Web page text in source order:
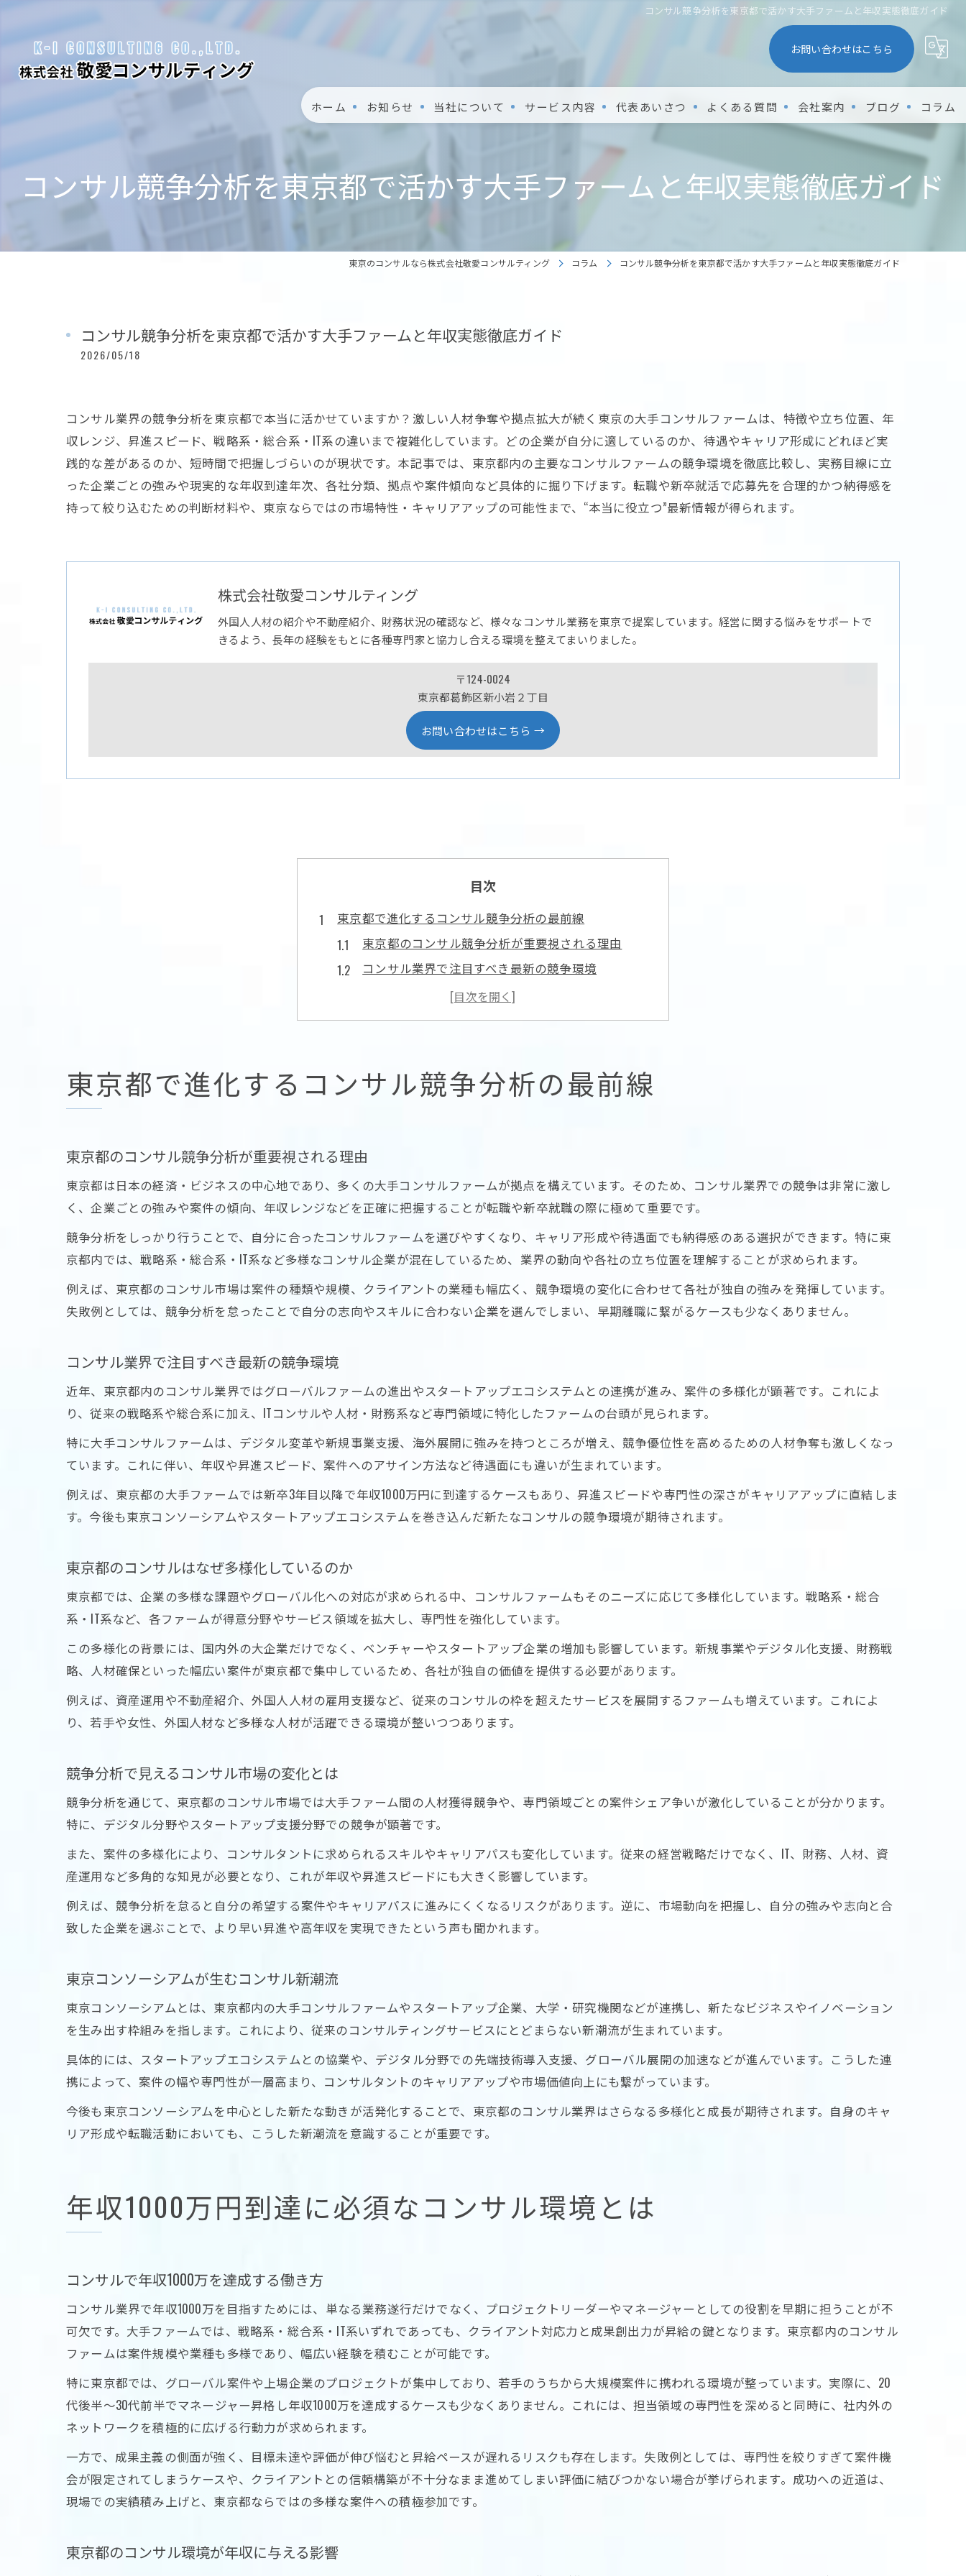
コンサル競争分析を東京都で活かす大手ファームと年収実態徹底ガイド
お問い合わせはこちら
ホーム お知らせ 当社について サービス内容 代表あいさつ よくある質問 会社案内 ブログ コラム
コンサル競争分析を東京都で活かす大手ファームと年収実態徹底ガイド
東京のコンサルなら株式会社敬愛コンサルティング コラム コンサル競争分析を東京都で活かす大手ファームと年収実態徹底ガイド
コンサル競争分析を東京都で活かす大手ファームと年収実態徹底ガイド
2026/05/18
コンサル業界の競争分析を東京都で本当に活かせていますか？激しい人材争奪や拠点拡大が続く東京の大手コンサルファームは、特徴や立ち位置、年
収レンジ、昇進スピード、戦略系・総合系・IT系の違いまで複雑化しています。どの企業が自分に適しているのか、待遇やキャリア形成にどれほど実
践的な差があるのか、短時間で把握しづらいのが現状です。本記事では、東京都内の主要なコンサルファームの競争環境を徹底比較し、実務目線に立
った企業ごとの強みや現実的な年収到達年次、各社分類、拠点や案件傾向など具体的に掘り下げます。転職や新卒就活で応募先を合理的かつ納得感を
持って絞り込むための判断材料や、東京ならではの市場特性・キャリアアップの可能性まで、“本当に役立つ”最新情報が得られます。
株式会社敬愛コンサルティング
外国人人材の紹介や不動産紹介、財務状況の確認など、様々なコンサル業務を東京で提案しています。経営に関する悩みをサポートで
きるよう、長年の経験をもとに各種専門家と協力し合える環境を整えてまいりました。
〒124-0024
東京都葛飾区新小岩２丁目
お問い合わせはこちら
目次
東京都で進化するコンサル競争分析の最前線
東京都のコンサル競争分析が重要視される理由
コンサル業界で注目すべき最新の競争環境
東京都のコンサルはなぜ多様化しているのか
競争分析で見えるコンサル市場の変化とは
年収1000万円到達に必須なコンサル環境とは
コンサルで年収1000万を達成する働き方
コンサル業界で年収1000万に届く年次の目安
コンサル職種別の年収到達パターンを解説
転職成功へ導く東京都コンサル業界の実情
東京都コンサル転職で重視すべき競争分析
コンサル業界の転職成功に必要な情報収集術
大手コンサルの案件傾向と転職後の実務内容
東京都内コンサルで求められるスキルの特徴
コンサル応募先を選ぶ東京市場独自の視点
東京市場のコンサル応募先比較で失敗しない選び方
コンサル選定時に見るべき東京都の市場特性
応募先決定に役立つコンサル競争分析の活用法
コンサル各社の拠点や案件傾向を見極める視点
東京都コンサル応募で押さえたい業界の潮流
キャリア形成で重視したい東京都コンサルの特徴
東京都コンサルで得られる専門性と将来性の違い
キャリア形成に役立つコンサルの競争優位性とは
コンサル各社で異なるキャリアパスの特徴を比較
スタートアップエコシステムと東京コンサルの接点
スタートアップエコシステムとコンサルの関係性
東京都コンサルが果たすスタートアップ支援の役割
コンサルで広がるスタートアップ分野の可能性
東京都で進化するコンサル競争分析の最前線
東京都のコンサル競争分析が重要視される理由
東京都は日本の経済・ビジネスの中心地であり、多くの大手コンサルファームが拠点を構えています。そのため、コンサル業界での競争は非常に激し
く、企業ごとの強みや案件の傾向、年収レンジなどを正確に把握することが転職や新卒就職の際に極めて重要です。
競争分析をしっかり行うことで、自分に合ったコンサルファームを選びやすくなり、キャリア形成や待遇面でも納得感のある選択ができます。特に東
京都内では、戦略系・総合系・IT系など多様なコンサル企業が混在しているため、業界の動向や各社の立ち位置を理解することが求められます。
例えば、東京都のコンサル市場は案件の種類や規模、クライアントの業種も幅広く、競争環境の変化に合わせて各社が独自の強みを発揮しています。
失敗例としては、競争分析を怠ったことで自分の志向やスキルに合わない企業を選んでしまい、早期離職に繋がるケースも少なくありません。
コンサル業界で注目すべき最新の競争環境
近年、東京都内のコンサル業界ではグローバルファームの進出やスタートアップエコシステムとの連携が進み、案件の多様化が顕著です。これによ
り、従来の戦略系や総合系に加え、ITコンサルや人材・財務系など専門領域に特化したファームの台頭が見られます。
特に大手コンサルファームは、デジタル変革や新規事業支援、海外展開に強みを持つところが増え、競争優位性を高めるための人材争奪も激しくなっ
ています。これに伴い、年収や昇進スピード、案件へのアサイン方法など待遇面にも違いが生まれています。
例えば、東京都の大手ファームでは新卒3年目以降で年収1000万円に到達するケースもあり、昇進スピードや専門性の深さがキャリアアップに直結しま
す。今後も東京コンソーシアムやスタートアップエコシステムを巻き込んだ新たなコンサルの競争環境が期待されます。
東京都のコンサルはなぜ多様化しているのか
東京都では、企業の多様な課題やグローバル化への対応が求められる中、コンサルファームもそのニーズに応じて多様化しています。戦略系・総合
系・IT系など、各ファームが得意分野やサービス領域を拡大し、専門性を強化しています。
この多様化の背景には、国内外の大企業だけでなく、ベンチャーやスタートアップ企業の増加も影響しています。新規事業やデジタル化支援、財務戦
略、人材確保といった幅広い案件が東京都で集中しているため、各社が独自の価値を提供する必要があります。
例えば、資産運用や不動産紹介、外国人人材の雇用支援など、従来のコンサルの枠を超えたサービスを展開するファームも増えています。これによ
り、若手や女性、外国人材など多様な人材が活躍できる環境が整いつつあります。
競争分析で見えるコンサル市場の変化とは
競争分析を通じて、東京都のコンサル市場では大手ファーム間の人材獲得競争や、専門領域ごとの案件シェア争いが激化していることが分かります。
特に、デジタル分野やスタートアップ支援分野での競争が顕著です。
また、案件の多様化により、コンサルタントに求められるスキルやキャリアパスも変化しています。従来の経営戦略だけでなく、IT、財務、人材、資
産運用など多角的な知見が必要となり、これが年収や昇進スピードにも大きく影響しています。
例えば、競争分析を怠ると自分の希望する案件やキャリアパスに進みにくくなるリスクがあります。逆に、市場動向を把握し、自分の強みや志向と合
致した企業を選ぶことで、より早い昇進や高年収を実現できたという声も聞かれます。
東京コンソーシアムが生むコンサル新潮流
東京コンソーシアムとは、東京都内の大手コンサルファームやスタートアップ企業、大学・研究機関などが連携し、新たなビジネスやイノベーション
を生み出す枠組みを指します。これにより、従来のコンサルティングサービスにとどまらない新潮流が生まれています。
具体的には、スタートアップエコシステムとの協業や、デジタル分野での先端技術導入支援、グローバル展開の加速などが進んでいます。こうした連
携によって、案件の幅や専門性が一層高まり、コンサルタントのキャリアアップや市場価値向上にも繋がっています。
今後も東京コンソーシアムを中心とした新たな動きが活発化することで、東京都のコンサル業界はさらなる多様化と成長が期待されます。自身のキャ
リア形成や転職活動においても、こうした新潮流を意識することが重要です。
年収1000万円到達に必須なコンサル環境とは
コンサルで年収1000万を達成する働き方
コンサル業界で年収1000万を目指すためには、単なる業務遂行だけでなく、プロジェクトリーダーやマネージャーとしての役割を早期に担うことが不
可欠です。大手ファームでは、戦略系・総合系・IT系いずれであっても、クライアント対応力と成果創出力が昇給の鍵となります。東京都内のコンサル
ファームは案件規模や業種も多様であり、幅広い経験を積むことが可能です。
特に東京都では、グローバル案件や上場企業のプロジェクトが集中しており、若手のうちから大規模案件に携われる環境が整っています。実際に、20
代後半〜30代前半でマネージャー昇格し年収1000万を達成するケースも少なくありません。これには、担当領域の専門性を深めると同時に、社内外の
ネットワークを積極的に広げる行動力が求められます。
一方で、成果主義の側面が強く、目標未達や評価が伸び悩むと昇給ペースが遅れるリスクも存在します。失敗例としては、専門性を絞りすぎて案件機
会が限定されてしまうケースや、クライアントとの信頼構築が不十分なまま進めてしまい評価に結びつかない場合が挙げられます。成功への近道は、
現場での実績積み上げと、東京都ならではの多様な案件への積極参加です。
東京都のコンサル環境が年収に与える影響
お問い合わせはこちら
お問い合わせはこちら